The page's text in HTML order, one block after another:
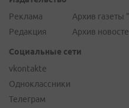
Реклама
Редакция
Архив газеты
Архив
Социальные сети
vkontakte
Одноклассники
Телеграм